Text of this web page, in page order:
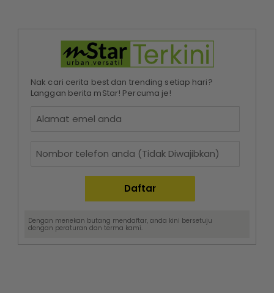
Nak cari cerita best dan trending setiap hari?
Langgan berita mStar! Percuma je!
Dengan menekan butang mendaftar, anda kini bersetuju
dengan peraturan dan terma kami.